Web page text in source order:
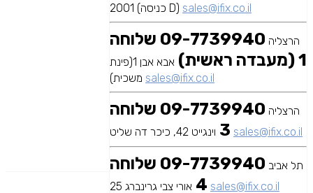
2001 (כניסה D) sales@ifix.co.il
הרצליה
09-7739940 שלוחה
1 (מעבדה ראשית)
אבא אבן 1(פינת
משכית) sales@ifix.co.il
הרצליה
09-7739940 שלוחה
3 וינגייט 42, כיכר דה שליט sales@ifix.co.il
תל אביב
09-7739940 שלוחה
4 אורי צבי גרינברג 25 sales@ifix.co.il